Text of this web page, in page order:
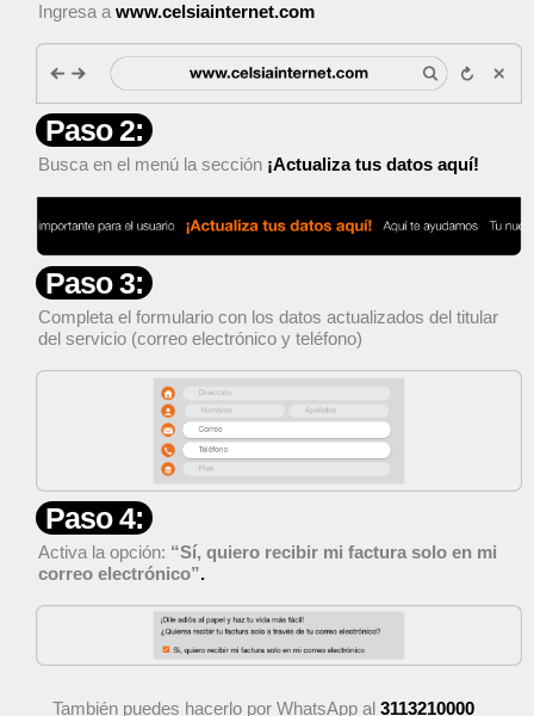
Ingresa a www.celsiainternet.com
Paso 2:
Busca en el menú la sección ¡Actualiza tus datos aquí!
Paso 3:
Completa el formulario con los datos actualizados del titular
del servicio (correo electrónico y teléfono)
Paso 4:
Activa la opción: “Sí, quiero recibir mi factura solo en mi
correo electrónico”.
También puedes hacerlo por WhatsApp al 3113210000